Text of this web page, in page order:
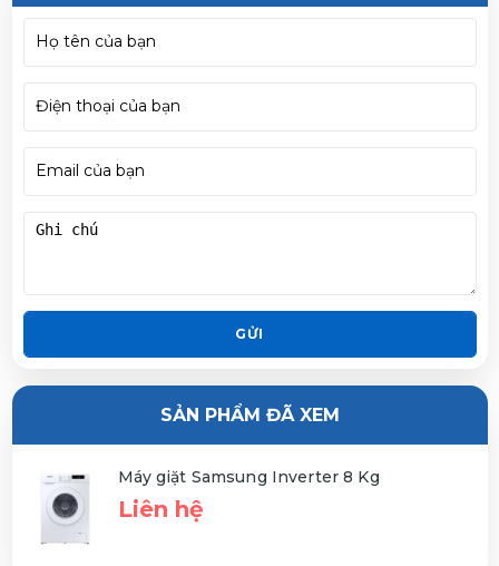
GỬI
SẢN PHẨM ĐÃ XEM
Máy giặt Samsung Inverter 8 Kg
Liên hệ